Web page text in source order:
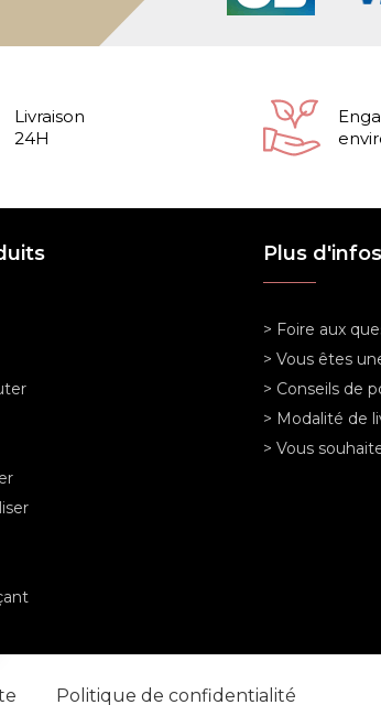
Livraison
24H
Plus d'infos
> Foire aux
> Vous êtes
> Conseils de
> Modalité de
> Vous
Politique de confidentialité